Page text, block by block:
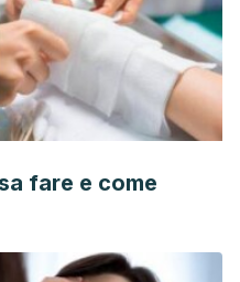
fare e come